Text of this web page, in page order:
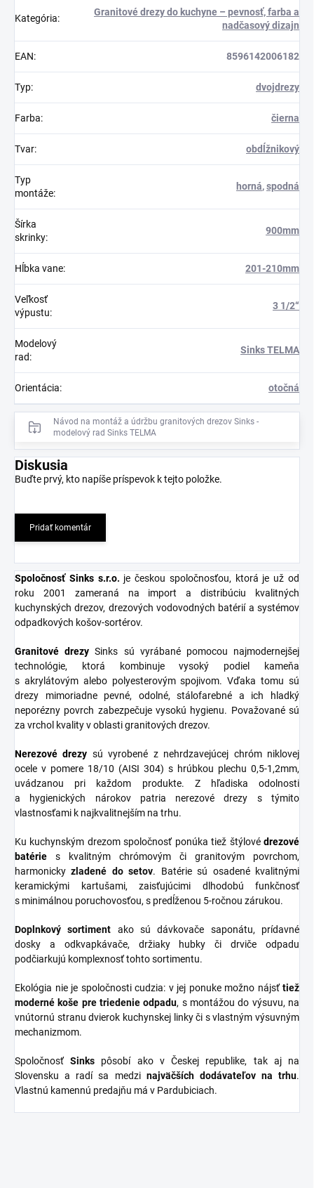
Kategória:
Granitové drezy do kuchyne – pevnosť, farba a
nadčasový dizajn
EAN: 8596142006182
Typ: dvojdrezy
Farba: čierna
Tvar: obdĺžnikový
Typ
montáže:
horná,spodná
Šírka
skrinky:
900mm
Hĺbka vane: 201-210mm
Veľkosť
výpustu:
3 1/2“
Modelový
rad:
Sinks TELMA
Orientácia: otočná
Návod na montáž a údržbu granitových drezov Sinks -
modelový rad Sinks TELMA
Diskusia
Buďte prvý, kto napíše príspevok k tejto položke.
Pridať komentár
Spoločnosť Sinks s.r.o. je českou spoločnosťou, ktorá je už od
roku 2001 zameraná na import a distribúciu kvalitných
kuchynských drezov, drezových vodovodných batérií a systémov
odpadkových košov-sortérov.
Granitové drezy Sinks sú vyrábané pomocou najmodernejšej
technológie, ktorá kombinuje vysoký podiel kameňa
s akrylátovým alebo polyesterovým spojivom. Vďaka tomu sú
drezy mimoriadne pevné, odolné, stálofarebné a ich hladký
neporézny povrch zabezpečuje vysokú hygienu. Považované sú
za vrchol kvality v oblasti granitových drezov.
Nerezové drezy sú vyrobené z nehrdzavejúcej chróm niklovej
ocele v pomere 18/10 (AISI 304) s hrúbkou plechu 0,5-1,2mm,
uvádzanou pri každom produkte. Z hľadiska odolnosti
a hygienických nárokov patria nerezové drezy s týmito
vlastnosťami k najkvalitnejším na trhu.
Ku kuchynským drezom spoločnosť ponúka tiež štýlové drezové
batérie s kvalitným chrómovým či granitovým povrchom,
harmonickyzladené do setov. Batérie sú osadené kvalitnými
keramickými kartušami, zaisťujúcimi dlhodobú funkčnosť
s minimálnou poruchovosťou, s predĺženou 5-ročnou zárukou.
Doplnkový sortiment ako sú dávkovače saponátu, prídavné
dosky a odkvapkávače, držiaky hubky či drviče odpadu
podčiarkujú komplexnosť tohto sortimentu.
Ekológia nie je spoločnosti cudzia: v jej ponuke možno nájsťtiež
moderné koše pre triedenie odpadu, s montážou do výsuvu, na
vnútornú stranu dvierok kuchynskej linky či s vlastným výsuvným
mechanizmom.
SpoločnosťSinks pôsobí ako v Českej republike, tak aj na
Slovensku a radí sa medzi najväčších dodávateľov na trhu.
Vlastnú kamennú predajňu má v Pardubiciach.